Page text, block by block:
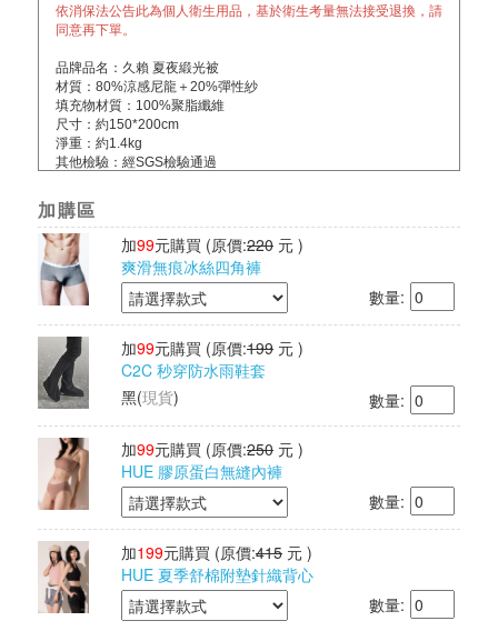
依消保法公告此為個人衛生用品，基於衛生考量無法接受退換，請
同意再下單。
品牌品名：久賴 夏夜緞光被
材質：80%涼感尼龍＋20%彈性紗
填充物材質：100%聚脂纖維
尺寸：約150*200cm
淨重：約1.4kg
其他檢驗：經SGS檢驗通過
產地：中國製造/台灣監製
加購區
加99元購買 (原價:220 元 )
爽滑無痕冰絲四角褲
數量:
加99元購買 (原價:199 元 )
C2C 秒穿防水雨鞋套
黑(現貨) 數量:
加99元購買 (原價:250 元 )
HUE 膠原蛋白無縫內褲
數量:
加199元購買 (原價:415 元 )
HUE 夏季舒棉附墊針織背心
數量: